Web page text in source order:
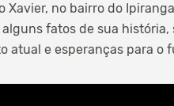
Xavier, no bairro do
fatos de sua
atual e esperanças para o